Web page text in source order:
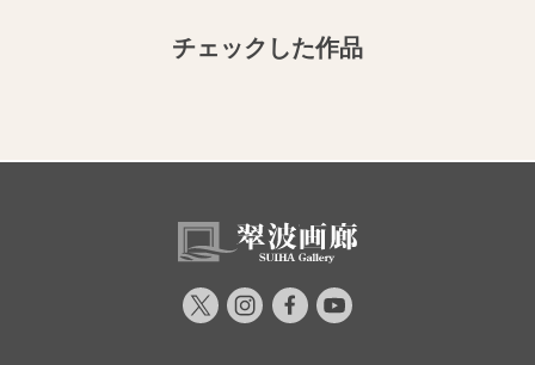
チェックした作品